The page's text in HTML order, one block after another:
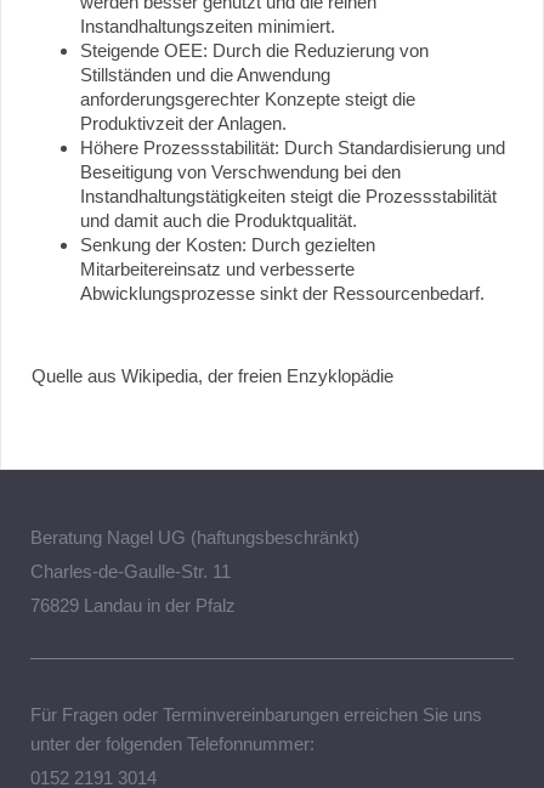
Instandhaltungszeiten minimiert.
Steigende OEE: Durch die Reduzierung von
Stillständen und die Anwendung
anforderungsgerechter Konzepte steigt die
Produktivzeit der Anlagen.
Höhere Prozessstabilität: Durch Standardisierung und
Beseitigung von Verschwendung bei den
Instandhaltungstätigkeiten steigt die Prozessstabilität
und damit auch die Produktqualität.
Senkung der Kosten: Durch gezielten
Mitarbeitereinsatz und verbesserte
Abwicklungsprozesse sinkt der Ressourcenbedarf.
Quelle aus Wikipedia, der freien Enzyklopädie
Beratung Nagel UG (haftungsbeschränkt)
Charles-de-Gaulle-Str. 11
76829 Landau in der Pfalz
Für Fragen oder Terminvereinbarungen erreichen Sie uns
unter der folgenden Telefonnummer:
0152 2191 3014